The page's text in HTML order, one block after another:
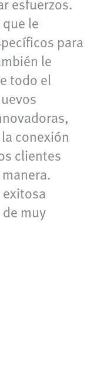
le
para
le
todo el
conexión
clientes
muy